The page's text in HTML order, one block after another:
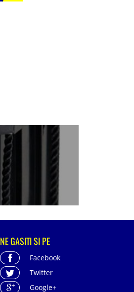
NE GASITI SI PE
Facebook
Twitter
Google+